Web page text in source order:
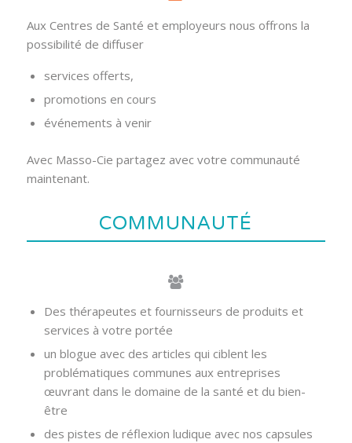
Aux Centres de Santé et employeurs nous offrons la
possibilité de diffuser
services offerts,
promotions en cours
événements à venir
Avec Masso-Cie partagez avec votre communauté
maintenant.
COMMUNAUTÉ
Des thérapeutes et fournisseurs de produits et
services à votre portée
un blogue avec des articles qui ciblent les
problématiques communes aux entreprises
œuvrant dans le domaine de la santé et du bien-
être
des pistes de réflexion ludique avec nos capsules